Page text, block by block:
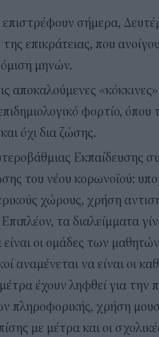
επιστρέφουν σήμερα,
επικράτειας, που
μηνών.
αποκαλούμενες «κόκκινες»
φορτίο,
όχι δια ζώσης.
Εκπαίδευσης
του νέου κορωνοϊού:
χώρους, χρήση
τα διαλείμματα
οι ομάδες των
αναμένεται να είναι οι
έχουν ληφθεί για την
πληροφορικής, χρήση
με μέτρα και οι